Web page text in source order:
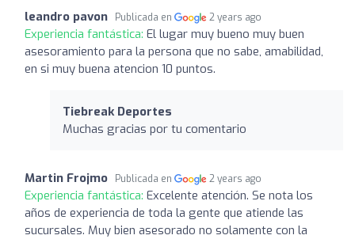
leandro pavon Publicada en 2 years ago
Experiencia fantástica: El lugar muy bueno muy buen
asesoramiento para la persona que no sabe, amabilidad,
en si muy buena atencion 10 puntos.
Tiebreak Deportes
Muchas gracias por tu comentario
Martin Frojmo Publicada en 2 years ago
Experiencia fantástica: Excelente atención. Se nota los
años de experiencia de toda la gente que atiende las
sucursales. Muy bien asesorado no solamente con la